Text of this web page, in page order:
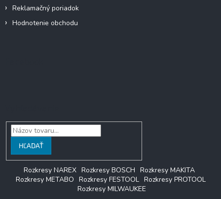
Reklamačný poriadok
Hodnotenie obchodu
HĽADAŤ
Rozkresy NAREX Rozkresy BOSCH Rozkresy MAKITA
Rozkresy METABO Rozkresy FESTOOL Rozkresy PROTOOL
Rozkresy MILWAUKEE